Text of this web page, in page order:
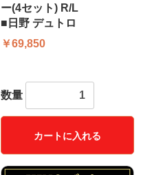
ー(4セット) R/L
■日野 デュトロ
￥69,850
数量
カートに入れる